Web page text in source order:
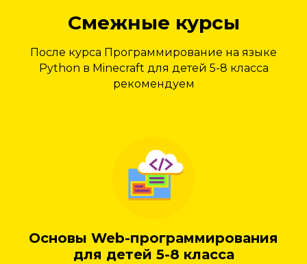
Смежные курсы
После курса Программирование на языке
Python в Minecraft для детей 5-8 класса
рекомендуем
Основы Web-программирования
для детей 5-8 класса